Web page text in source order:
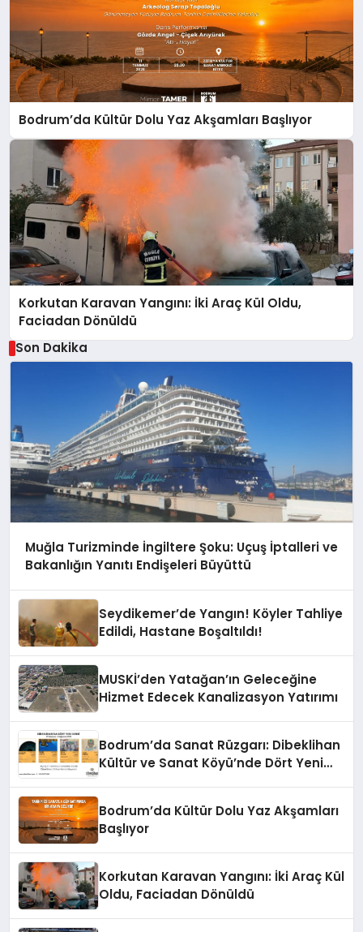
Bodrum’da Kültür Dolu Yaz Akşamları Başlıyor
Korkutan Karavan Yangını: İki Araç Kül Oldu,
Faciadan Dönüldü
Son Dakika
Muğla Turizminde İngiltere Şoku: Uçuş İptalleri ve
Bakanlığın Yanıtı Endişeleri Büyüttü
Seydikemer’de Yangın! Köyler Tahliye
Edildi, Hastane Boşaltıldı!
MUSKİ’den Yatağan’ın Geleceğine
Hizmet Edecek Kanalizasyon Yatırımı
Bodrum’da Sanat Rüzgarı: Dibeklihan
Kültür ve Sanat Köyü’nde Dört Yeni
Bodrum’da Kültür Dolu Yaz Akşamları
Başlıyor
Korkutan Karavan Yangını: İki Araç Kül
Oldu, Faciadan Dönüldü